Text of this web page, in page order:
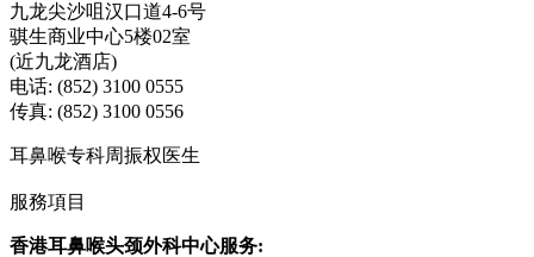
九龙尖沙咀汉口道4-6号
骐生商业中心5楼02室
(近九龙酒店)
电话: (852) 3100 0555
传真: (852) 3100 0556
耳鼻喉专科周振权医生
服務項目
香港耳鼻喉头颈外科中心服务: